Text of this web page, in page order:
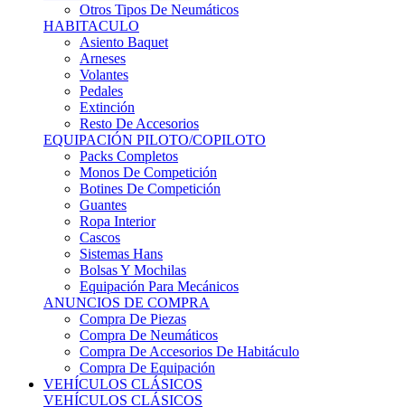
Otros Tipos De Neumáticos
HABITACULO
Asiento Baquet
Arneses
Volantes
Pedales
Extinción
Resto De Accesorios
EQUIPACIÓN PILOTO/COPILOTO
Packs Completos
Monos De Competición
Botines De Competición
Guantes
Ropa Interior
Cascos
Sistemas Hans
Bolsas Y Mochilas
Equipación Para Mecánicos
ANUNCIOS DE COMPRA
Compra De Piezas
Compra De Neumáticos
Compra De Accesorios De Habitáculo
Compra De Equipación
VEHÍCULOS CLÁSICOS
VEHÍCULOS CLÁSICOS